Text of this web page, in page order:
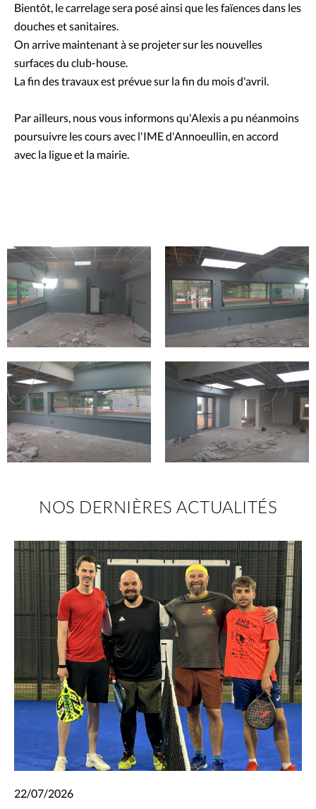
Bientôt, le carrelage sera posé ainsi que les faïences dans les
douches et sanitaires.
On arrive maintenant à se projeter sur les nouvelles
surfaces du club-house.
La fin des travaux est prévue sur la fin du mois d'avril.
Par ailleurs, nous vous informons qu'Alexis a pu néanmoins
poursuivre les cours avec l'IME d'Annoeullin, en accord
avec la ligue et la mairie.
NOS DERNIÈRES ACTUALITÉS
22/07/2026